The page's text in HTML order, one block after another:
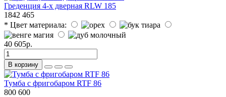
Греденция 4-х дверная RLW 185
1842 465
* Цвет материала:
40 605р.
В корзину
Тумба с фригобаром RTF 86
800 600